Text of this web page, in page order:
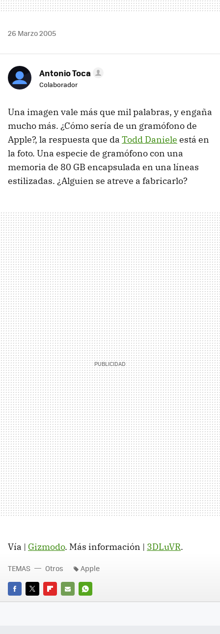
26 Marzo 2005
Antonio Toca
Colaborador
Una imagen vale más que mil palabras, y engaña
mucho más. ¿Cómo sería de un gramófono de
Apple?, la respuesta que da Todd Daniele está en
la foto. Una especie de gramófono con una
memoria de 80 GB encapsulada en una líneas
estilizadas. ¿Alguien se atreve a fabricarlo?
Vía | Gizmodo. Más información | 3DLuVR.
FACEBOOK
TWITTERFLIPBOARD
E-
WHATSAPP
TEMAS Otros Apple